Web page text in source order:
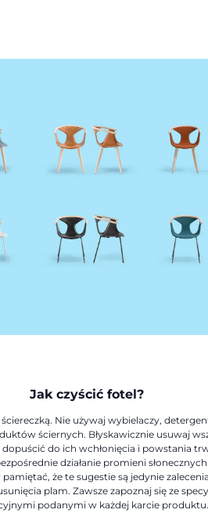
Jak czyścić fotel?
Nie używaj wybielaczy,
ściernych. Błyskawicznie usuwaj
dopuścić do ich wchłonięcia i powstania
działanie promieni słonecznych
pamiętać, że te sugestie są jedynie
plam. Zawsze zapoznaj się ze
podanymi w każdej karcie produktu.